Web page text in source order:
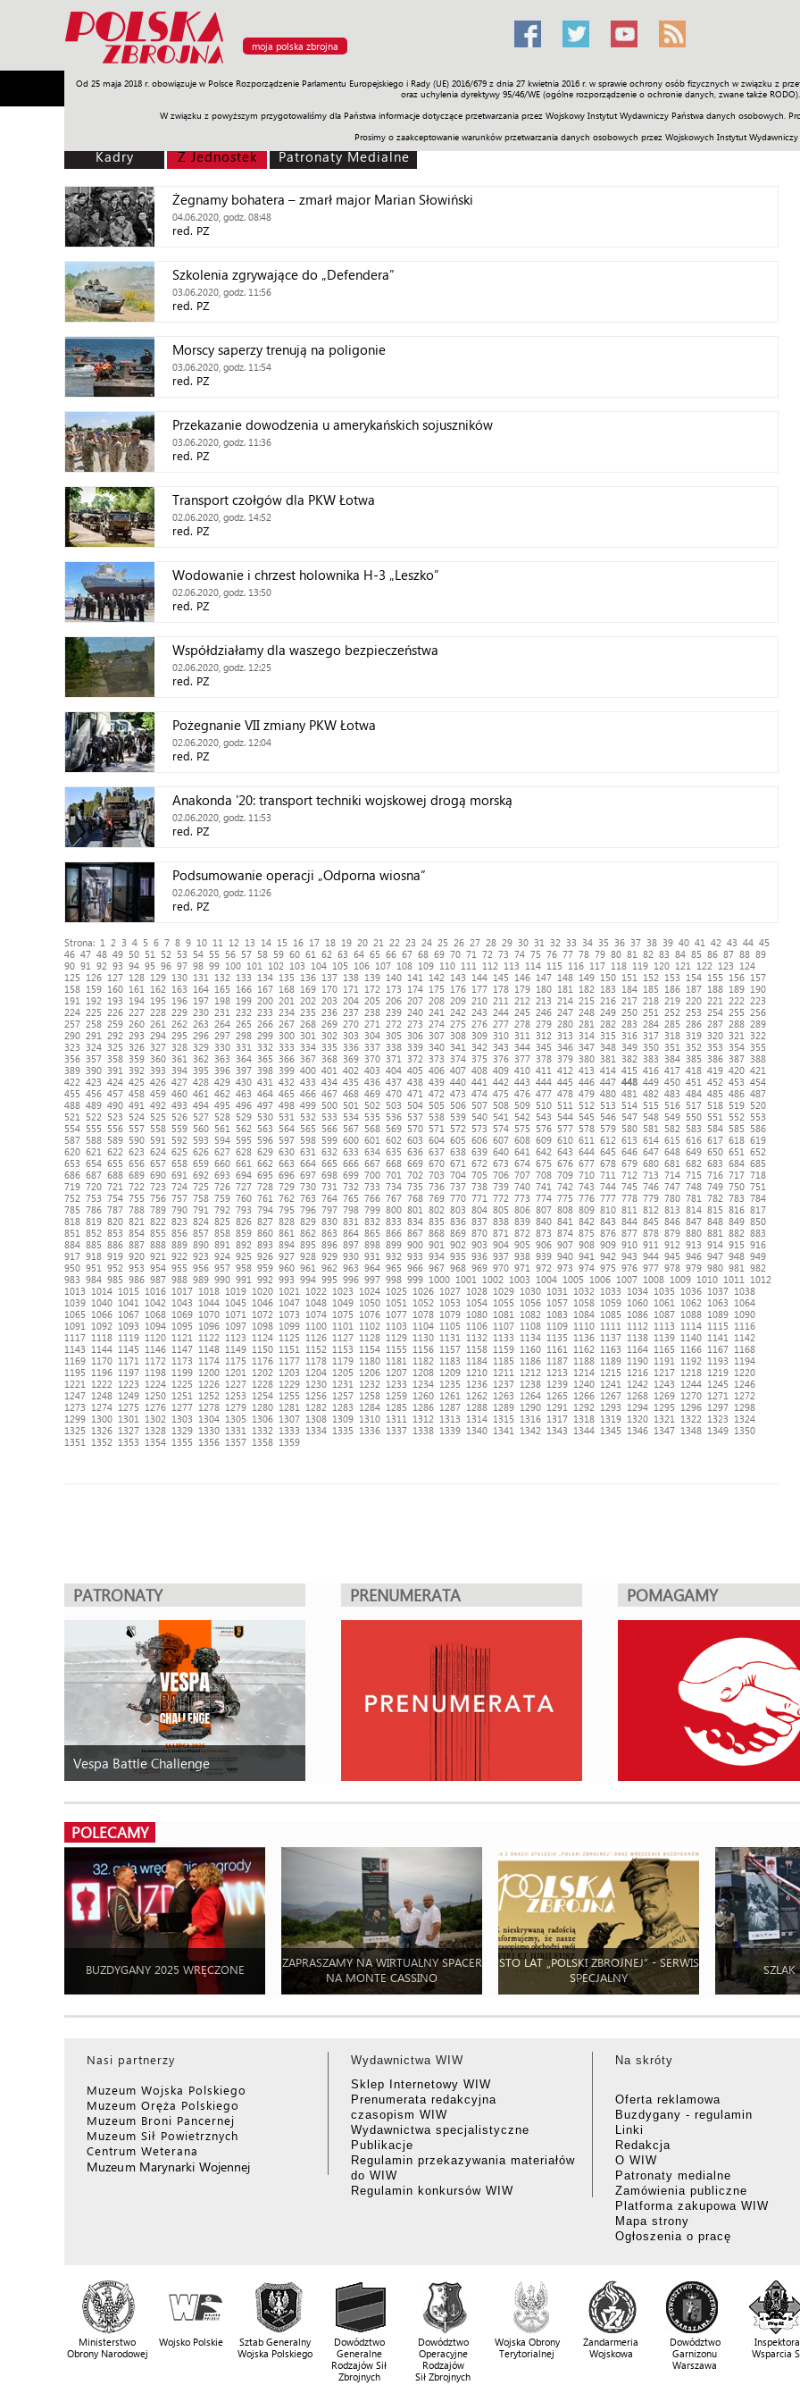
moja polska zbrojna
Od 25 maja 2018 r. obowiązuje w Polsce Rozporządzenie Parlamentu Europejskiego i Rady (UE) 2016/679 z dnia 27 kwietnia 2016 r. w sprawie ochrony osób fizycznych w związku z
oraz uchylenia dyrektywy 95/46/WE (ogólne rozporządzenie o ochronie danych, zwane także RODO).
W związku z powyższym przygotowaliśmy dla Państwa informacje dotyczące przetwarzania przez Wojskowy Instytut Wydawniczy Państwa danych osobowych.
Prosimy o zaakceptowanie warunków przetwarzania danych osobowych przez Wojskowych Instytut Wydawniczy
Armia Poligon Sprzęt Misje Polityka Prawo Świat Społeczność Sport Historia Galerie Wideo
Kadry Z Jednostek Patronaty Medialne
Żegnamy bohatera – zmarł major Marian Słowiński
04.06.2020, godz. 08:48
red. PZ
Szkolenia zgrywające do „Defendera”
03.06.2020, godz. 11:56
red. PZ
Morscy saperzy trenują na poligonie
03.06.2020, godz. 11:54
red. PZ
Przekazanie dowodzenia u amerykańskich sojuszników
03.06.2020, godz. 11:36
red. PZ
Transport czołgów dla PKW Łotwa
02.06.2020, godz. 14:52
red. PZ
Wodowanie i chrzest holownika H-3 „Leszko”
02.06.2020, godz. 13:50
red. PZ
Współdziałamy dla waszego bezpieczeństwa
02.06.2020, godz. 12:25
red. PZ
Pożegnanie VII zmiany PKW Łotwa
02.06.2020, godz. 12:04
red. PZ
Anakonda '20: transport techniki wojskowej drogą morską
02.06.2020, godz. 11:53
red. PZ
Podsumowanie operacji „Odporna wiosna”
02.06.2020, godz. 11:26
red. PZ
Strona: 1 2 3 4 5 6 7 8 9 10 11 12 13 14 15 16 17 18 19 20 21 22 23 24 25 26 27 28 29 30 31 32 33 34 35 36 37 38 39 40 41 42 43 44 45
46 47 48 49 50 51 52 53 54 55 56 57 58 59 60 61 62 63 64 65 66 67 68 69 70 71 72 73 74 75 76 77 78 79 80 81 82 83 84 85 86 87 88 89
90 91 92 93 94 95 96 97 98 99 100 101 102 103 104 105 106 107 108 109 110 111 112 113 114 115 116 117 118 119 120 121 122 123
124
125
126 127 128 129 130 131 132 133 134 135 136 137 138 139 140 141 142 143 144 145 146 147 148 149 150 151 152 153 154 155 156 157
158 159 160 161 162 163 164 165 166 167 168 169 170 171 172 173 174 175 176 177 178 179 180 181 182 183 184 185 186 187 188 189 190
191
192 193 194 195 196 197 198 199 200 201 202 203 204 205 206 207 208 209 210 211 212 213 214 215 216 217 218 219 220 221 222
223
224 225 226 227 228 229 230 231 232 233 234 235 236 237 238 239 240 241 242 243 244 245 246 247 248 249 250 251 252 253 254 255
256
257 258 259 260 261 262 263 264 265 266 267 268 269 270 271 272 273 274 275 276 277 278 279 280 281 282 283 284 285 286 287 288 289
290 291 292 293 294 295 296 297 298 299 300 301 302 303 304 305 306 307 308 309 310 311 312 313 314 315 316 317 318 319 320 321
322
323
324 325 326 327 328 329 330 331 332 333 334 335 336 337 338 339 340 341 342 343 344 345 346 347 348 349 350 351 352 353 354 355
356 357 358 359 360 361 362 363 364 365 366 367 368 369 370 371 372 373 374 375 376 377 378 379 380 381 382 383 384 385 386 387 388
389 390 391 392 393 394 395 396 397 398 399 400 401 402 403 404 405 406 407 408 409 410 411 412 413 414 415 416 417 418 419 420 421
422 423 424 425 426 427 428 429 430 431 432 433 434 435 436 437 438 439 440 441 442 443 444 445 446 447 448 449 450 451 452 453 454
455 456 457 458 459 460 461 462 463 464 465 466 467 468 469 470 471 472 473 474 475 476 477 478 479 480 481 482 483 484 485 486 487
488 489 490 491 492 493 494 495 496 497 498 499 500 501 502 503 504 505 506 507 508 509 510 511 512 513 514 515 516 517 518 519 520
521
522 523 524 525 526 527 528 529 530 531 532 533 534 535 536 537 538 539 540 541 542 543 544 545 546 547 548 549 550 551 552
553
554 555 556 557 558 559 560 561 562 563 564 565 566 567 568 569 570 571 572 573 574 575 576 577 578 579 580 581 582 583 584 585
586
587 588 589 590 591 592 593 594 595 596 597 598 599 600 601 602 603 604 605 606 607 608 609 610 611 612 613 614 615 616 617 618 619
620 621 622 623 624 625 626 627 628 629 630 631 632 633 634 635 636 637 638 639 640 641 642 643 644 645 646 647 648 649 650 651
652
653 654 655 656 657 658 659 660 661 662 663 664 665 666 667 668 669 670 671 672 673 674 675 676 677 678 679 680 681 682 683 684 685
686 687 688 689 690 691 692 693 694 695 696 697 698 699 700 701 702 703 704 705 706 707 708 709 710 711 712 713 714 715 716 717 718
719 720 721 722 723 724 725 726 727 728 729 730 731 732 733 734 735 736 737 738 739 740 741 742 743 744 745 746 747 748 749 750 751
752 753 754 755 756 757 758 759 760 761 762 763 764 765 766 767 768 769 770 771 772 773 774 775 776 777 778 779 780 781 782 783 784
785 786 787 788 789 790 791 792 793 794 795 796 797 798 799 800 801 802 803 804 805 806 807 808 809 810 811 812 813 814 815 816 817
818 819 820 821 822 823 824 825 826 827 828 829 830 831 832 833 834 835 836 837 838 839 840 841 842 843 844 845 846 847 848 849 850
851
852 853 854 855 856 857 858 859 860 861 862 863 864 865 866 867 868 869 870 871 872 873 874 875 876 877 878 879 880 881 882 883
884 885 886 887 888 889 890 891 892 893 894 895 896 897 898 899 900 901 902 903 904 905 906 907 908 909 910 911 912 913 914 915 916
917 918 919 920 921 922 923 924 925 926 927 928 929 930 931 932 933 934 935 936 937 938 939 940 941 942 943 944 945 946 947 948 949
950 951 952 953 954 955 956 957 958 959 960 961 962 963 964 965 966 967 968 969 970 971 972 973 974 975 976 977 978 979 980 981
982
983 984 985 986 987 988 989 990 991 992 993 994 995 996 997 998 999 1000 1001 1002 1003 1004 1005 1006 1007 1008 1009 1010 1011
1012
1013
1014 1015 1016 1017 1018 1019 1020 1021 1022 1023 1024 1025 1026 1027 1028 1029 1030 1031 1032 1033 1034 1035 1036 1037 1038
1039 1040 1041 1042 1043 1044 1045 1046 1047 1048 1049 1050 1051 1052 1053 1054 1055 1056 1057 1058 1059 1060 1061 1062 1063
1064
1065
1066 1067 1068 1069 1070 1071 1072 1073 1074 1075 1076 1077 1078 1079 1080 1081 1082 1083 1084 1085 1086 1087 1088 1089 1090
1091
1092 1093 1094 1095 1096 1097 1098 1099 1100 1101 1102 1103 1104 1105 1106 1107 1108 1109 1110 1111 1112 1113 1114 1115
1116
1117 1118 1119 1120 1121 1122 1123 1124 1125 1126 1127 1128 1129 1130 1131 1132 1133 1134 1135 1136 1137 1138 1139 1140 1141
1142
1143
1144 1145 1146 1147 1148 1149 1150 1151 1152 1153 1154 1155 1156 1157 1158 1159 1160 1161 1162 1163 1164 1165 1166 1167 1168
1169 1170 1171 1172 1173 1174 1175 1176 1177 1178 1179 1180 1181 1182 1183 1184 1185 1186 1187 1188 1189 1190 1191 1192 1193
1194
1195
1196 1197 1198 1199 1200 1201 1202 1203 1204 1205 1206 1207 1208 1209 1210 1211 1212 1213 1214 1215 1216 1217 1218 1219 1220
1221
1222 1223 1224 1225 1226 1227 1228 1229 1230 1231 1232 1233 1234 1235 1236 1237 1238 1239 1240 1241 1242 1243 1244 1245
1246
1247 1248 1249 1250 1251 1252 1253 1254 1255 1256 1257 1258 1259 1260 1261 1262 1263 1264 1265 1266 1267 1268 1269 1270 1271
1272
1273
1274 1275 1276 1277 1278 1279 1280 1281 1282 1283 1284 1285 1286 1287 1288 1289 1290 1291 1292 1293 1294 1295 1296 1297 1298
1299 1300 1301 1302 1303 1304 1305 1306 1307 1308 1309 1310 1311 1312 1313 1314 1315 1316 1317 1318 1319 1320 1321 1322 1323
1324
1325
1326 1327 1328 1329 1330 1331 1332 1333 1334 1335 1336 1337 1338 1339 1340 1341 1342 1343 1344 1345 1346 1347 1348 1349 1350
1351
1352 1353 1354 1355 1356 1357 1358 1359
PATRONATY
Vespa Battle Challenge
PRENUMERATA POMAGAMY
POLECAMY
BUZDYGANY 2025 WRĘCZONE
ZAPRASZAMY NA WIRTUALNY SPACER
NA MONTE CASSINO
STO LAT „POLSKI ZBROJNEJ” - SERWIS
SPECJALNY
SZLAK
Nasi partnerzy
Muzeum Wojska Polskiego
Muzeum Oręża Polskiego
Muzeum Broni Pancernej
Muzeum Sił Powietrznych
Centrum Weterana
Muzeum Marynarki Wojennej
Wydawnictwa WIW
Sklep Internetowy WIW
Prenumerata redakcyjna
czasopism WIW
Wydawnictwa specjalistyczne
Publikacje
Regulamin przekazywania materiałów
do WIW
Regulamin konkursów WIW
Na skróty
Oferta reklamowa
Buzdygany - regulamin
Linki
Redakcja
O WIW
Patronaty medialne
Zamówienia publiczne
Platforma zakupowa WIW
Mapa strony
Ogłoszenia o pracę
Ministerstwo
Obrony Narodowej
Wojsko Polskie
Sztab Generalny
Wojska Polskiego
Dowództwo
Generalne
Rodzajów Sił
Zbrojnych
Dowództwo
Operacyjne
Rodzajów
Sił Zbrojnych
Wojska Obrony
Terytorialnej
Żandarmeria
Wojskowa
Dowództwo
Garnizonu
Warszawa
Wsparcia